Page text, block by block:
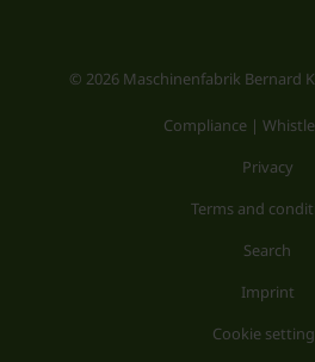
© 2026 Maschinenfabrik Bernard
Compliance |
Privacy
Terms and
Search
Imprint
Cookie